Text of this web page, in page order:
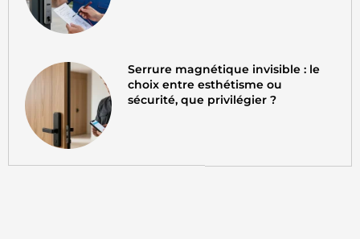
Serrure magnétique invisible : le
choix entre esthétisme ou
sécurité, que privilégier ?